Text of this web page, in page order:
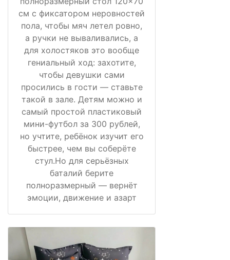
см с фиксатором неровностей
пола, чтобы мяч летел ровно,
а ручки не вываливались, а
для холостяков это вообще
гениальный ход: захотите,
чтобы девушки сами
просились в гости — ставьте
такой в зале. Детям можно и
самый простой пластиковый
мини-футбол за 300 рублей,
но учтите, ребёнок изучит его
быстрее, чем вы соберёте
стул.Но для серьёзных
баталий берите
полноразмерный — вернёт
эмоции, движение и азарт